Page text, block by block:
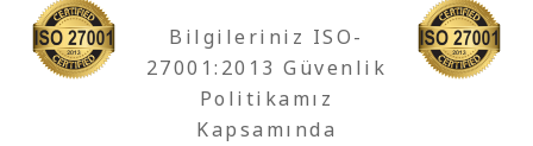
Bilgileriniz ISO-
27001:2013 Güvenlik
Politikamız
Kapsamında